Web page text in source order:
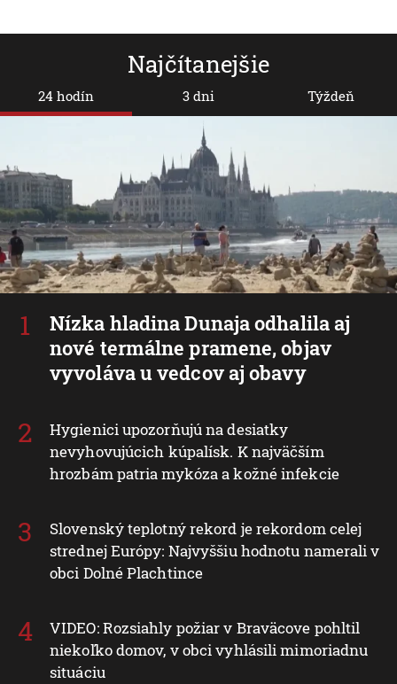
Najčítanejšie
24 hodín
Nízka hladina Dunaja odhalila aj
nové termálne pramene, objav
vyvoláva u vedcov aj obavy
Hygienici upozorňujú na desiatky
nevyhovujúcich kúpalísk. K najväčším
hrozbám patria mykóza a kožné infekcie
Slovenský teplotný rekord je rekordom celej
strednej Európy: Najvyššiu hodnotu namerali v
obci Dolné Plachtince
VIDEO: Rozsiahly požiar v Braväcove pohltil
niekoľko domov, v obci vyhlásili mimoriadnu
situáciu
3 dni Týždeň